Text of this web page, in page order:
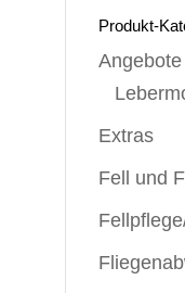
Produkt-
Angebote
Extras
Fell und